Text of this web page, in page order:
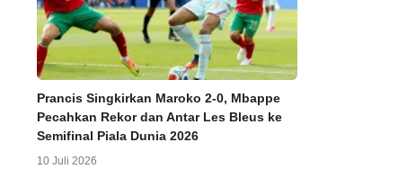
Prancis Singkirkan Maroko 2-0, Mbappe
Pecahkan Rekor dan Antar Les Bleus ke
Semifinal Piala Dunia 2026
10 Juli 2026